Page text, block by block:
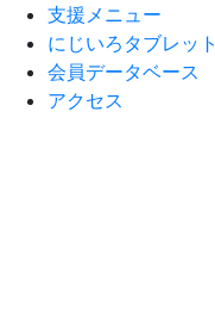
支援メニュー
にじいろタブレット
会員データベース
アクセス